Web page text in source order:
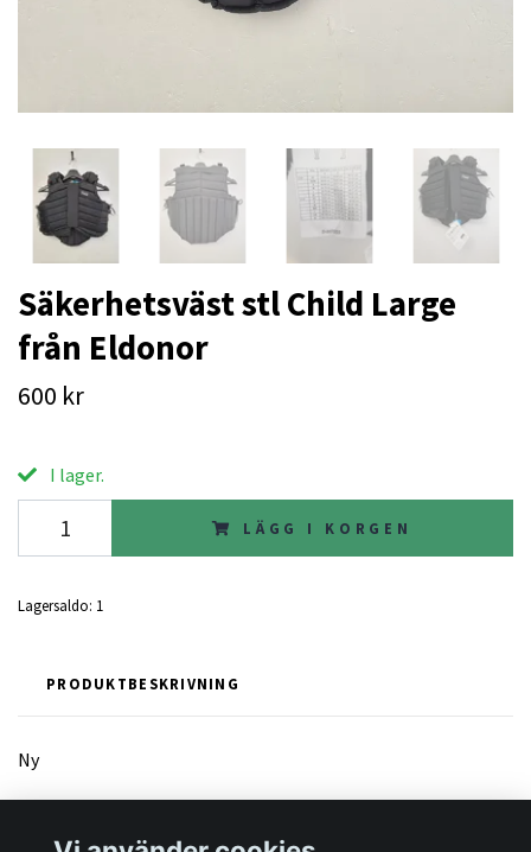
Säkerhetsväst stl Child Large
från Eldonor
600 kr
I lager.
LÄGG I KORGEN
Lagersaldo: 1
PRODUKTBESKRIVNING
Ny